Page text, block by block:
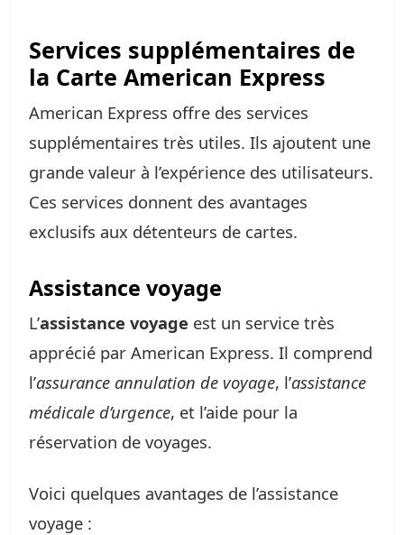
Services supplémentaires de
la Carte American Express
American Express offre des services
supplémentaires très utiles. Ils ajoutent une
grande valeur à l’expérience des utilisateurs.
Ces services donnent des avantages
exclusifs aux détenteurs de cartes.
Assistance voyage
L’assistance voyage est un service très
apprécié par American Express. Il comprend
l’assurance annulation de voyage, l’assistance
médicale d’urgence, et l’aide pour la
réservation de voyages.
Voici quelques avantages de l’assistance
voyage :